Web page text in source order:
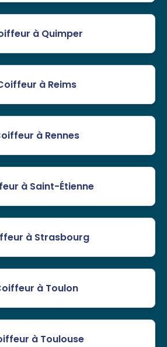
à Quimper
à Reims
à Rennes
à Saint-Étienne
à Strasbourg
à Toulon
à Toulouse